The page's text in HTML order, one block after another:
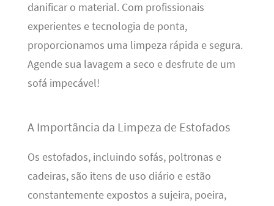
danificar o material. Com profissionais
experientes e tecnologia de ponta,
proporcionamos uma limpeza rápida e segura.
Agende sua lavagem a seco e desfrute de um
sofá impecável!
A Importância da Limpeza de Estofados
Os estofados, incluindo sofás, poltronas e
cadeiras, são itens de uso diário e estão
constantemente expostos a sujeira, poeira,